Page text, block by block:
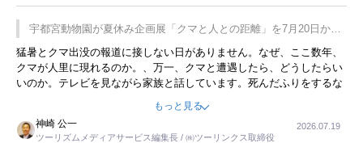
宇都宮動物園が夏休み企画展「クマと人との距離」を7月20日から
開催
猛暑とクマ出没の報道に接しない日がありません。なぜ、ここ数年、
クマが人里に現れるのか。、万一、クマと遭遇したら、どうしたらい
いのか。テレビを見ながら家族と話しています。死んだふりをするな
んてことは、冗談でもいえません。そんな中で、この企画展はタイム
もっと見る
神崎 公一
ツーリズムメディアサービス編集長 / ㈱ツーリンクス取締役
2026.07.19